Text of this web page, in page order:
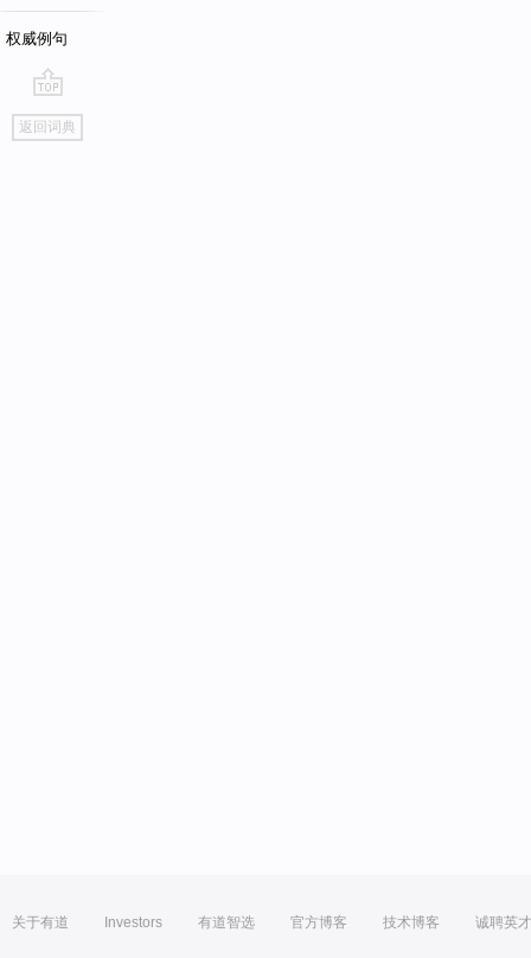
权威例句
go
top
返回词典
关于有道 Investors 有道智选 官方博客 技术博客 诚聘英才